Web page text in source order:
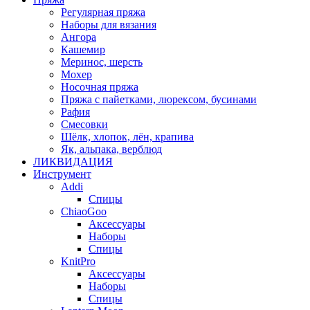
Регулярная пряжа
Наборы для вязания
Ангора
Кашемир
Меринос, шерсть
Мохер
Носочная пряжа
Пряжа с пайетками, люрексом, бусинами
Рафия
Смесовки
Шёлк, хлопок, лён, крапива
Як, альпака, верблюд
ЛИКВИДАЦИЯ
Инструмент
Addi
Спицы
ChiaoGoo
Аксессуары
Наборы
Спицы
KnitPro
Аксессуары
Наборы
Спицы